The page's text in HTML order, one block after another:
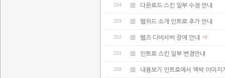
254 다운로드 스킨 일부 수정 안내
253 웹하드 소개 인트로 추가 안내
252 웹즈 디비서버 장애 안내 +1
251 인트로 스킨 일부 변경안내
250 내용보기 인트로에서 엑박 이미지